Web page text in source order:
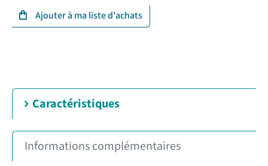
Caractéristiques
Informations complémentaires